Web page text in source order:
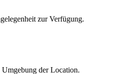
zur Verfügung.
der Location.